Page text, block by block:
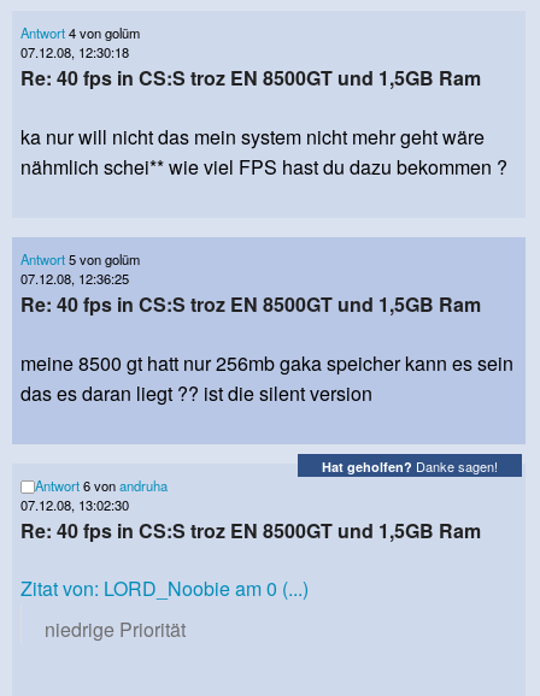
Antwort4 von golüm
07.12.08, 12:30:18
Re: 40 fps in CS:S troz EN 8500GT und 1,5GB Ram
ka nur will nicht das mein system nicht mehr geht wäre
nähmlich schei** wie viel FPS hast du dazu bekommen ?
Antwort5 von golüm
07.12.08, 12:36:25
Re: 40 fps in CS:S troz EN 8500GT und 1,5GB Ram
meine 8500 gt hatt nur 256mb gaka speicher kann es sein
das es daran liegt ?? ist die silent version
Hat geholfen? Danke sagen!
Antwort6 vonandruha
07.12.08, 13:02:30
Re: 40 fps in CS:S troz EN 8500GT und 1,5GB Ram
Zitat von: LORD_Noobie am 0 (...)
niedrige Priorität